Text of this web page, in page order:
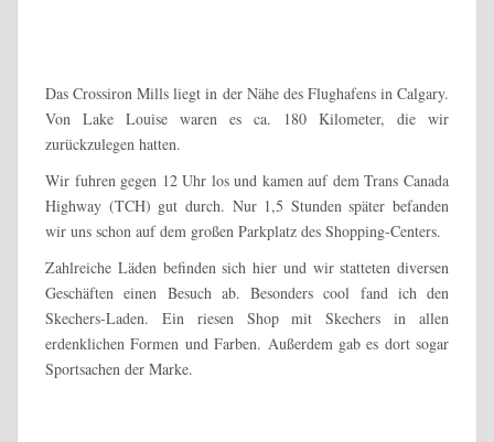
Das Crossiron Mills liegt in der Nähe des Flughafens in Calgary.
Von Lake Louise waren es ca. 180 Kilometer, die wir
zurückzulegen hatten.
Wir fuhren gegen 12 Uhr los und kamen auf dem Trans Canada
Highway (TCH) gut durch. Nur 1,5 Stunden später befanden
wir uns schon auf dem großen Parkplatz des Shopping-Centers.
Zahlreiche Läden befinden sich hier und wir statteten diversen
Geschäften einen Besuch ab. Besonders cool fand ich den
Skechers-Laden. Ein riesen Shop mit Skechers in allen
erdenklichen Formen und Farben. Außerdem gab es dort sogar
Sportsachen der Marke.